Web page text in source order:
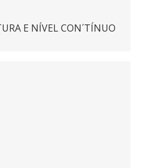
E NÍVEL CON´TÍNUO